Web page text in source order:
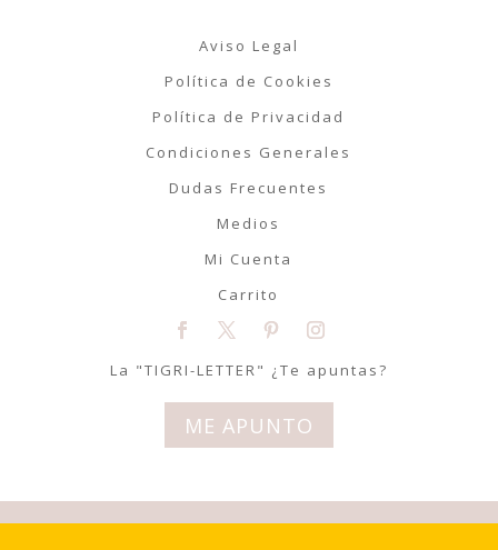
Aviso Legal
Política de Cookies
Política de Privacidad
Condiciones Generales
Dudas Frecuentes
Medios
Mi Cuenta
Carrito
La "TIGRI-LETTER" ¿Te apuntas?
ME APUNTO